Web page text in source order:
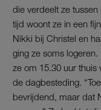
die verdeelt ze
tijd woont ze in een
Nikki bij Christel en
ging ze soms
ze om 15.30 uur
de dagbesteding.
bevrijdend, maar dat